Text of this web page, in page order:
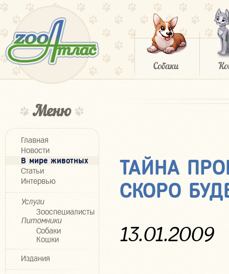
Меню
Главная
Новости
В мире животных
Статьи
Интервью
Услуги
Зооспециалисты
Питомники
Собаки
Кошки
Издания
ТАЙНА
СКОРО
13.01.2009